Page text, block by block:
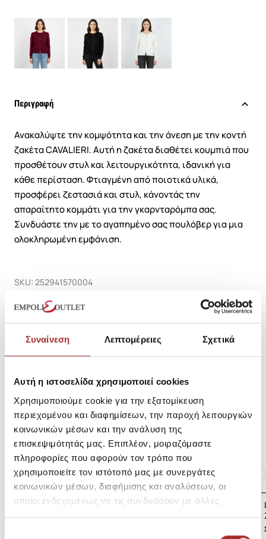
Συναίνεση Λεπτομέρειες Σχετικά
Αυτή η ιστοσελίδα χρησιμοποιεί cookies
Χρησιμοποιούμε cookie για την εξατομίκευση
περιεχομένου και διαφημίσεων, την παροχή λειτουργιών
κοινωνικών μέσων και την ανάλυση της
επισκεψιμότητάς μας. Επιπλέον, μοιραζόμαστε
πληροφορίες που αφορούν τον τρόπο που
χρησιμοποιείτε τον ιστότοπό μας με συνεργάτες
κοινωνικών μέσων, διαφήμισης και αναλύσεων, οι
οποίοι ενδεχομένως να τις συνδυάσουν με άλλες
πληροφορίες που τους έχετε παραχωρήσει ή τις οποίες
Περιγραφή
Ανακαλύψτε την κομψότητα και την άνεση με την κοντή
ζακέτα CAVALIERI. Αυτή η ζακέτα διαθέτει κουμπιά που
προσθέτουν στυλ και λειτουργικότητα, ιδανική για
κάθε περίσταση. Φτιαγμένη από ποιοτικά υλικά,
προσφέρει ζεστασιά και στυλ, κάνοντάς την
απαραίτητο κομμάτι για την γκαρνταρόμπα σας.
Συνδυάστε την με το αγαπημένο σας πουλόβερ για μια
ολοκληρωμένη εμφάνιση.
SKU: 252941570004
Σύνθεση
Αποστολές Προϊόντων
Επιστροφές Προϊόντων
Ίδια κατηγορία Ίδιο Brand
LAPIN HOUSE Βρεφική
Ζακέτα Πλεκτή